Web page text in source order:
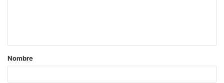
Nombre